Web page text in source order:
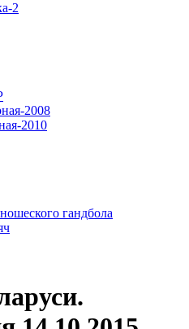
2
2008
2010
гандбола